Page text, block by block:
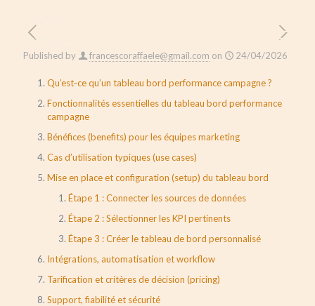
Published by francescoraffaele@gmail.com on 24/04/2026
Qu’est‑ce qu’un tableau bord performance campagne ?
Fonctionnalités essentielles du tableau bord performance
campagne
Bénéfices (benefits) pour les équipes marketing
Cas d’utilisation typiques (use cases)
Mise en place et configuration (setup) du tableau bord
Étape 1 : Connecter les sources de données
Étape 2 : Sélectionner les KPI pertinents
Étape 3 : Créer le tableau de bord personnalisé
Intégrations, automatisation et workflow
Tarification et critères de décision (pricing)
Support, fiabilité et sécurité